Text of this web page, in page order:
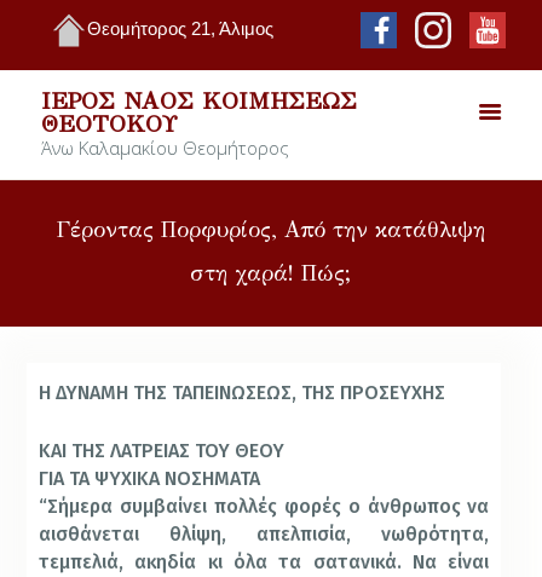
Θεομήτορος 21, Άλιμος
ΙΕΡΌΣ ΝΑΌΣ ΚΟΙΜΉΣΕΩΣ
ΘΕΟΤΌΚΟΥ
Άνω Καλαμακίου Θεομήτορος
Γέροντας Πορφυρίος, Από την κατάθλιψη
στη χαρά! Πώς;
Η ΔΥΝΑΜΗ ΤΗΣ ΤΑΠΕΙΝΩΣΕΩΣ, ΤΗΣ ΠΡΟΣΕΥΧΗΣ
ΚΑΙ ΤΗΣ ΛΑΤΡΕΙΑΣ ΤΟΥ ΘΕΟΥ
ΓΙΑ ΤΑ ΨΥΧΙΚΑ ΝΟΣΗΜΑΤΑ
“Σήμερα συμβαίνει πολλές φορές ο άνθρωπος να
αισθάνεται θλίψη, απελπισία, νωθρότητα,
τεμπελιά, ακηδία κι όλα τα σατανικά. Να είναι